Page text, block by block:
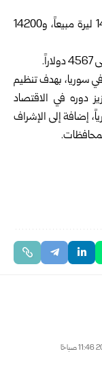
كما بلغ سعر غرام الذهب عيار 18 قيراطاً، 14500 ليرة مبيعاً، و14200
في سوريا، بهدف تنظيم
دوره في الاقتصاد
إضافة إلى الإشراف